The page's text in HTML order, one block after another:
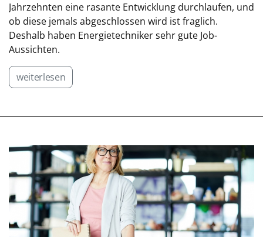
Jahrzehnten eine rasante Entwicklung durchlaufen, und
ob diese jemals abgeschlossen wird ist fraglich.
Deshalb haben Energietechniker sehr gute Job-
Aussichten.
weiterlesen